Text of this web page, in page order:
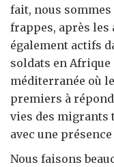
fait, nous sommes
frappes, après les
également actifs
soldats en Afrique
méditerranée où
premiers à
vies des migrants
avec une
Nous faisons